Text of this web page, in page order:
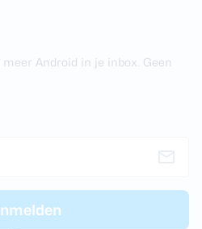
Android in je inbox. Geen